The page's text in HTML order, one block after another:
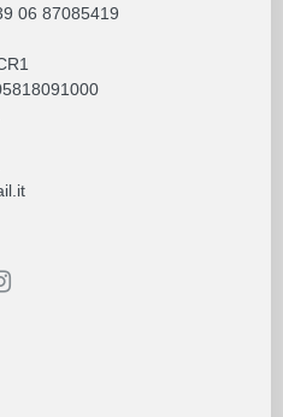
06 87085419